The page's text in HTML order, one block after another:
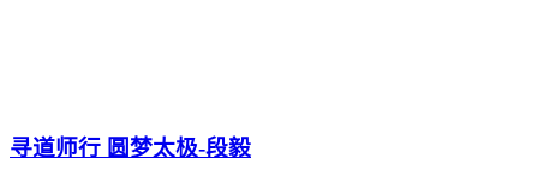
寻道师行 圆梦太极-段毅